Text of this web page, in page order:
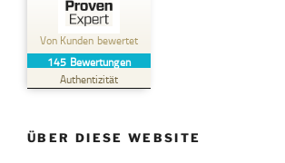
Von Kunden bewertet
145 Bewertungen
Authentizität
Kundenbewertungen und Erfahrungen zu
Kehl Rechtsanwaltsgesellschaft mbH
SEHR GUT
ÜBER DIESE WEBSITE